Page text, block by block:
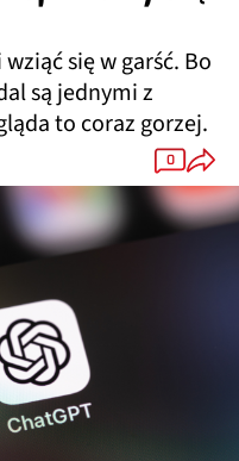
się w garść. Bo
są jednymi z
to coraz gorzej.
0